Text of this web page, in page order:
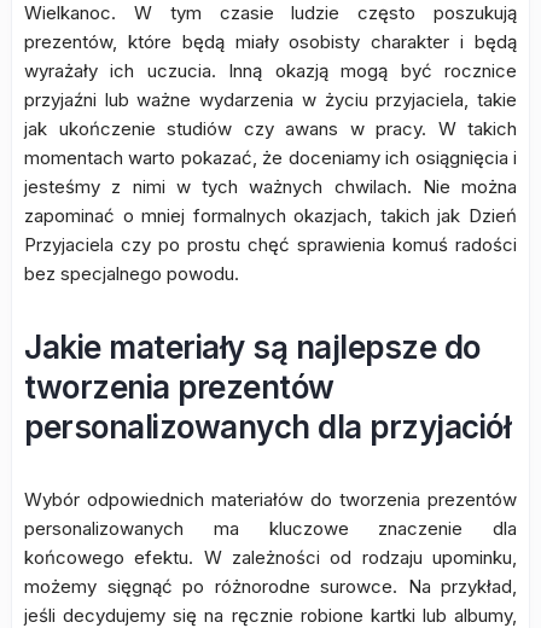
Wielkanoc. W tym czasie ludzie często poszukują
prezentów, które będą miały osobisty charakter i będą
wyrażały ich uczucia. Inną okazją mogą być rocznice
przyjaźni lub ważne wydarzenia w życiu przyjaciela, takie
jak ukończenie studiów czy awans w pracy. W takich
momentach warto pokazać, że doceniamy ich osiągnięcia i
jesteśmy z nimi w tych ważnych chwilach. Nie można
zapominać o mniej formalnych okazjach, takich jak Dzień
Przyjaciela czy po prostu chęć sprawienia komuś radości
bez specjalnego powodu.
Jakie materiały są najlepsze do
tworzenia prezentów
personalizowanych dla przyjaciół
Wybór odpowiednich materiałów do tworzenia prezentów
personalizowanych ma kluczowe znaczenie dla
końcowego efektu. W zależności od rodzaju upominku,
możemy sięgnąć po różnorodne surowce. Na przykład,
jeśli decydujemy się na ręcznie robione kartki lub albumy,